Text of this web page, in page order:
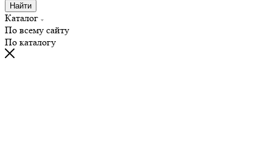
Найти
Каталог
По всему сайту
По каталогу